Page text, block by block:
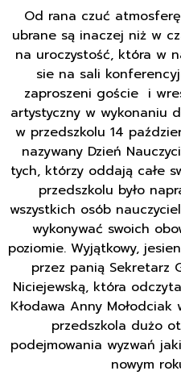
Od rana czuć
ubrane są inaczej niż w
na uroczystość, która w
sie na sali
zaproszeni goście i
artystyczny w wykonaniu
w przedszkolu 14
nazywany Dzień
tych, którzy oddają całe
przedszkolu było
wszystkich osób
wykonywać swoich
poziomie. Wyjątkowy,
przez panią Sekretarz
Niciejewską, która
Kłodawa Anny
przedszkola dużo
podejmowania wyzwań
nowym